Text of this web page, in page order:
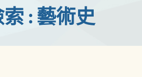
: 藝術史